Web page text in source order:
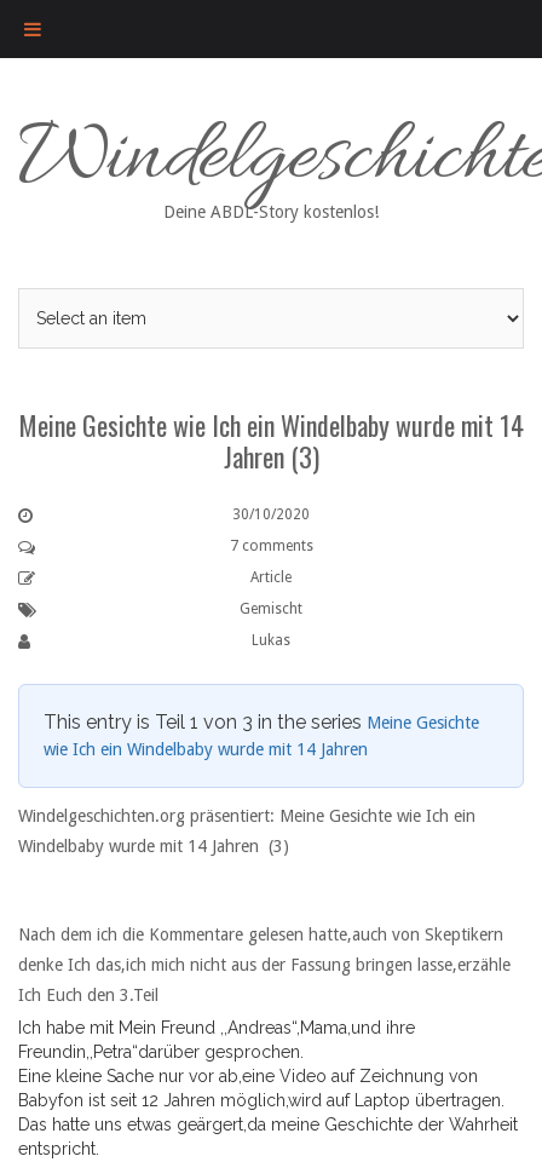
content
Deine ABDL-Story kostenlos!
Meine Gesichte wie Ich ein Windelbaby wurde mit 14
Jahren (3)
30/10/2020
7 comments
Article
Gemischt
Lukas
This entry is Teil 1 von 3 in the series Meine Gesichte
wie Ich ein Windelbaby wurde mit 14 Jahren
Windelgeschichten.org präsentiert: Meine Gesichte wie Ich ein
Windelbaby wurde mit 14 Jahren (3)
Nach dem ich die Kommentare gelesen hatte,auch von Skeptikern
denke Ich das,ich mich nicht aus der Fassung bringen lasse,erzähle
Ich Euch den 3.Teil
Ich habe mit Mein Freund ,,Andreas“,Mama,und ihre
Freundin,,Petra“darüber gesprochen.
Eine kleine Sache nur vor ab,eine Video auf Zeichnung von
Babyfon ist seit 12 Jahren möglich,wird auf Laptop übertragen.
Das hatte uns etwas geärgert,da meine Geschichte der Wahrheit
entspricht.